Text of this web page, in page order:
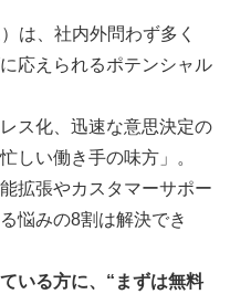
は、社内外問わず多く
応えられるポテンシャル
ス化、迅速な意思決定の
しい働き手の味方」。
拡張やカスタマーサポー
悩みの8割は解決でき
いる方に、“まずは無料